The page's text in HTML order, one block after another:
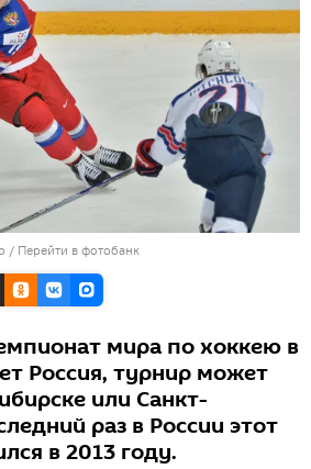
/ Перейти в фотобанк
мира по хоккею в
Россия, турнир может
или Санкт-
раз в России этот
в 2013 году.